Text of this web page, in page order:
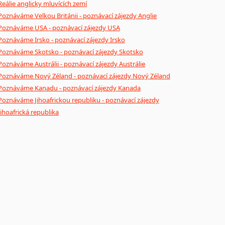
anglicky mluvících zemí
Velkou Británii - poznávací zájezdy Anglie
USA - poznávací zájezdy USA
Irsko - poznávací zájezdy Irsko
Skotsko - poznávací zájezdy Skotsko
Austrálii - poznávací zájezdy Austrálie
Nový Zéland - poznávací zájezdy Nový Zéland
Kanadu - poznávací zájezdy Kanada
Jihoafrickou republiku - poznávací zájezdy
republika